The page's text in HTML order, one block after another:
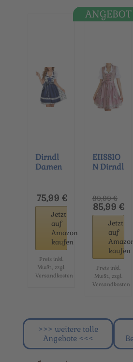
Dirndl
Damen
nkleid
Dirndlkl
75,99 €
Jetzt
auf
Amazon
kaufen
Preis inkl.
MwSt., zzgl.
Versandkosten
ANGEBOT
EIISSIO
N Dirndl
Trachte
nkleid
inkl...
89,99 €
85,99 €
Jetzt
auf
kaufen
Preis inkl.
MwSt., zzgl.
Versandkosten
>>> weitere tolle
Angebote <<<